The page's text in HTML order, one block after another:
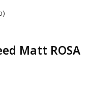
Matt ROSA